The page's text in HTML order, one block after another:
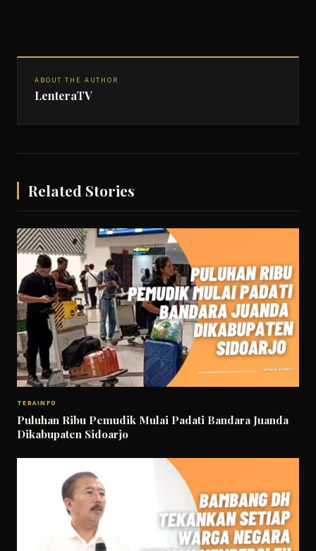
ABOUT THE AUTHOR
LenteraTV
Related Stories
TERAINFO
Puluhan Ribu Pemudik Mulai Padati Bandara Juanda
Dikabupaten Sidoarjo